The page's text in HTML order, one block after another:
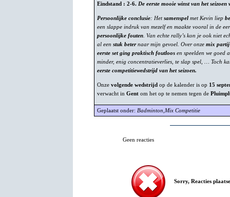
Eindstand : 2-6. De eerste mooie winst van het seizoen
Persoonlijke conclusie: Hetsamenspel met Kevin liep
een slappe indruk van mezelf en maakte vooral in de
persoonlijke fouten . Van echte rally’s kon je ook niet
al een stuk beternaar mijn gevoel. Over onze mix
eerste set ging praktisch foutloos en speelden we goed
minder, enig concentratieverlies, te slap spel, … Toch
eerste competitiewedstrijd van het seizoen.
Onze volgende wedstrijd op de kalender is op 15
verwacht in Gent om het op te nemen tegen de
Geplaatst onder: Badminton Mix Competitie
Geen reacties
Sorry, Reacties